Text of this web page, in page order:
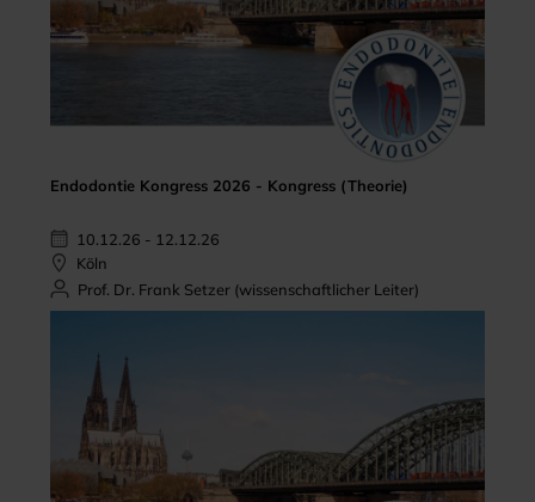
Endodontie Kongress 2026 - Kongress (Theorie)
10.12.26 - 12.12.26
Köln
Prof. Dr. Frank Setzer (wissenschaftlicher Leiter)